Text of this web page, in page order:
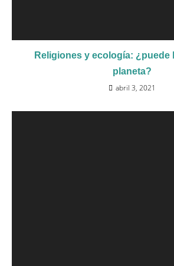
Religiones y ecología: ¿puede
planeta?
abril 3, 2021